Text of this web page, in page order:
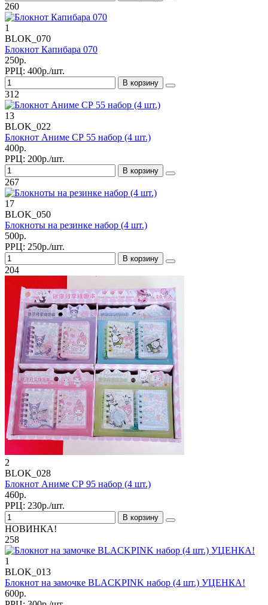
260
1
BLOK_070
Блокнот Капибара 070
250р.
РРЦ: 400р./шт.
В корзину
312
13
BLOK_022
Блокнот Аниме СР 55 набор (4 шт.)
400р.
РРЦ: 200р./шт.
В корзину
267
17
BLOK_050
Блокноты на резинке набор (4 шт.)
500р.
РРЦ: 250р./шт.
В корзину
204
2
BLOK_028
Блокнот Аниме СР 95 набор (4 шт.)
460р.
РРЦ: 230р./шт.
В корзину
НОВИНКА!
258
1
BLOK_013
Блокнот на замочке BLACKPINK набор (4 шт.) УЦЕНКА!
600р.